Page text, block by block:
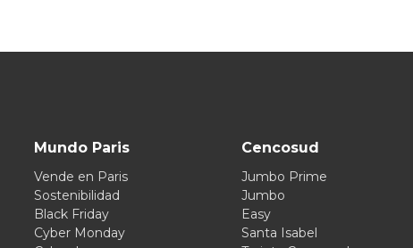
Mundo Paris
Vende en Paris
Sostenibilidad
Black Friday
Cyber Monday
Cencosud
Jumbo Prime
Jumbo
Easy
Santa Isabel